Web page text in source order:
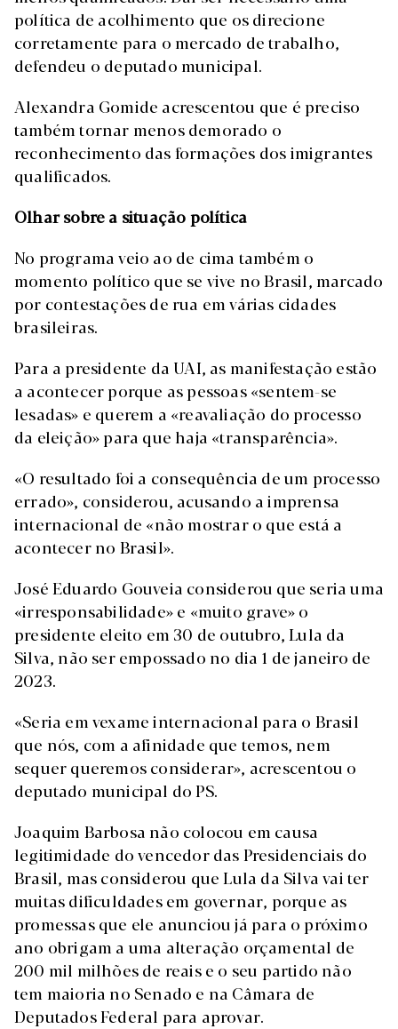
política de acolhimento que os direcione
corretamente para o mercado de trabalho,
defendeu o deputado municipal.
Alexandra Gomide acrescentou que é preciso
também tornar menos demorado o
reconhecimento das formações dos imigrantes
qualificados.
Olhar sobrea situação política
No programa veio ao de cima também o
momento político que se vive no Brasil, marcado
por contestações de rua em várias cidades
brasileiras.
Para a presidente da UAI, as manifestação estão
a acontecer porque as pessoas «sentem-se
lesadas» e querem a «reavaliação do processo
da eleição» para que haja «transparência».
«O resultado foi a consequência de um processo
errado», considerou, acusando a imprensa
internacional de «não mostrar o que está a
acontecer no Brasil».
José Eduardo Gouveia considerou que seria uma
«irresponsabilidade» e «muito grave» o
presidente eleito em 30 de outubro, Lula da
Silva, não ser empossado no dia 1 de janeiro de
2023.
«Seria em vexame internacional para o Brasil
que nós, com a afinidade que temos, nem
sequer queremos considerar», acrescentou o
deputado municipal do PS.
Joaquim Barbosa não colocou em causa
legitimidade do vencedor das Presidenciais do
Brasil, mas considerou que Lula da Silva vai ter
muitas dificuldades em governar, porque as
promessas que ele anunciou já para o próximo
ano obrigam a uma alteração orçamental de
200 mil milhões de reais e o seu partido não
tem maioria no Senado e na Câmara de
Deputados Federal para aprovar.